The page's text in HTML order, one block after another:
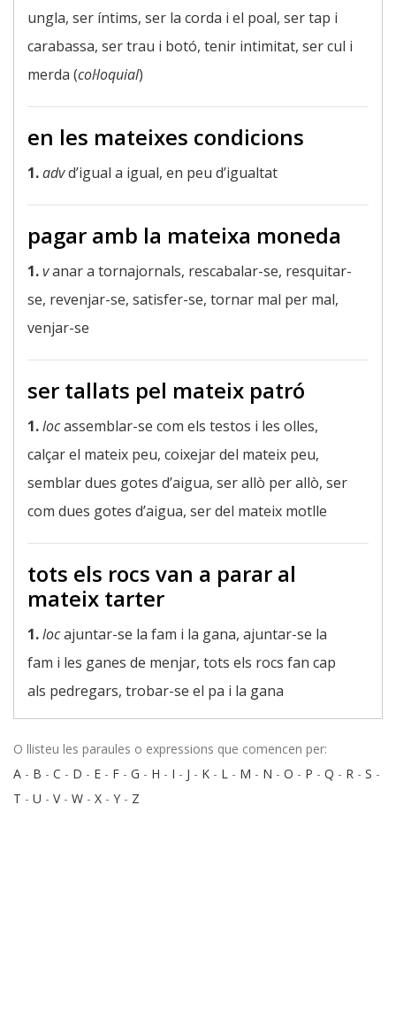
ungla, ser íntims, ser la corda i el poal, ser tap i
carabassa, ser trau i botó, tenir intimitat, ser cul i
merda (col·loquial)
en les mateixes condicions
1.advd’igual a igual, en peu d’igualtat
pagar amb la mateixa moneda
1.vanar a tornajornals, rescabalar-se, resquitar-
se, revenjar-se, satisfer-se, tornar mal per mal,
venjar-se
ser tallats pel mateix patró
1.locassemblar-se com els testos i les olles,
calçar el mateix peu, coixejar del mateix peu,
semblar dues gotes d’aigua, ser allò per allò, ser
com dues gotes d’aigua, ser del mateix motlle
tots els rocs van a parar al
mateix tarter
1.locajuntar-se la fam i la gana, ajuntar-se la
fam i les ganes de menjar, tots els rocs fan cap
als pedregars, trobar-se el pa i la gana
O llisteu les paraules o expressions que comencen per:
A - B - C - D - E - F - G - H - I - J - K - L - M - N - O - P - Q - R - S -
T - U - V- W - X - Y - Z